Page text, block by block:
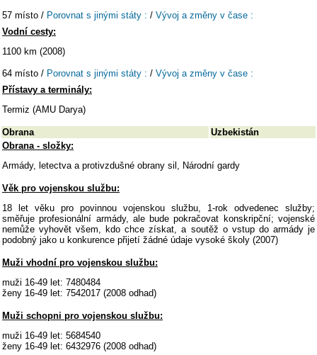
57 místo / Porovnat s jinými státy : / Vývoj a změny v čase :
Vodní cesty:
1100 km (2008)
64 místo / Porovnat s jinými státy : / Vývoj a změny v čase :
Přístavy a terminály:
Termiz (AMU Darya)
Obrana
Uzbekistán
Obrana - složky:
Armády, letectva a protivzdušné obrany sil, Národní gardy
Věk pro vojenskou službu:
18 let věku pro povinnou vojenskou službu, 1-rok odvedenec služby;
směřuje profesionální armády, ale bude pokračovat konskripční; vojenské
nemůže vyhovět všem, kdo chce získat, a soutěž o vstup do armády je
podobný jako u konkurence přijetí žádné údaje vysoké školy (2007)
Muži vhodní pro vojenskou službu:
muži 16-49 let: 7480484
ženy 16-49 let: 7542017 (2008 odhad)
Muži schopni pro vojenskou službu:
muži 16-49 let: 5684540
ženy 16-49 let: 6432976 (2008 odhad)